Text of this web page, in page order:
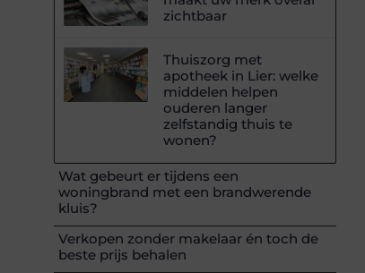
zichtbaar
Thuiszorg met
apotheek in Lier: welke
middelen helpen
ouderen langer
zelfstandig thuis te
wonen?
Wat gebeurt er tijdens een
woningbrand met een brandwerende
kluis?
Verkopen zonder makelaar én toch de
beste prijs behalen